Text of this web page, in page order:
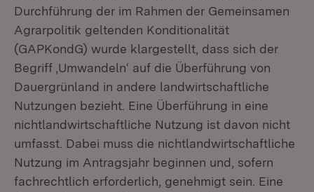
Durchführung der im Rahmen der Gemeinsamen
Agrarpolitik geltenden Konditionalität
(GAPKondG) wurde klargestellt, dass sich der
Begriff ,Umwandeln‘ auf die Überführung von
Dauergrünland in andere landwirtschaftliche
Nutzungen bezieht. Eine Überführung in eine
nichtlandwirtschaftliche Nutzung ist davon nicht
umfasst. Dabei muss die nichtlandwirtschaftliche
Nutzung im Antragsjahr beginnen und, sofern
fachrechtlich erforderlich, genehmigt sein. Eine